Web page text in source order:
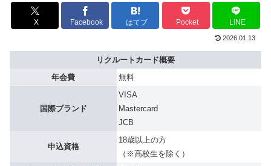
X Facebook はてブ Pocket LINE
2026.01.13
リクルートカード概要
年会費
無料
国際ブランド
VISA
Mastercard
JCB
申込資格
18歳以上の方
（※高校生を除く）